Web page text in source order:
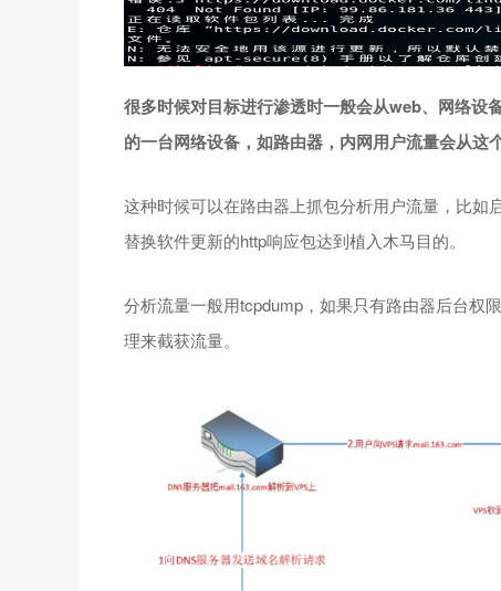
很多时候对目标进行渗透时一般会从web、网络设
的一台网络设备，如路由器，内网用户流量会从这
这种时候可以在路由器上抓包分析用户流量，比如
替换软件更新的http响应包达到植入木马目的。
分析流量一般用tcpdump，如果只有路由器后台权
理来截获流量。